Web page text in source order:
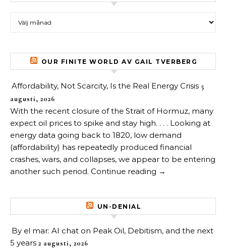
OUR FINITE WORLD AV GAIL TVERBERG
Affordability, Not Scarcity, Is the Real Energy Crisis 5
augusti, 2026
With the recent closure of the Strait of Hormuz, many
expect oil prices to spike and stay high. . . . Looking at
energy data going back to 1820, low demand
(affordability) has repeatedly produced financial
crashes, wars, and collapses, we appear to be entering
another such period. Continue reading →
UN-DENIAL
By el mar: AI chat on Peak Oil, Debitism, and the next
5 years 2 augusti, 2026